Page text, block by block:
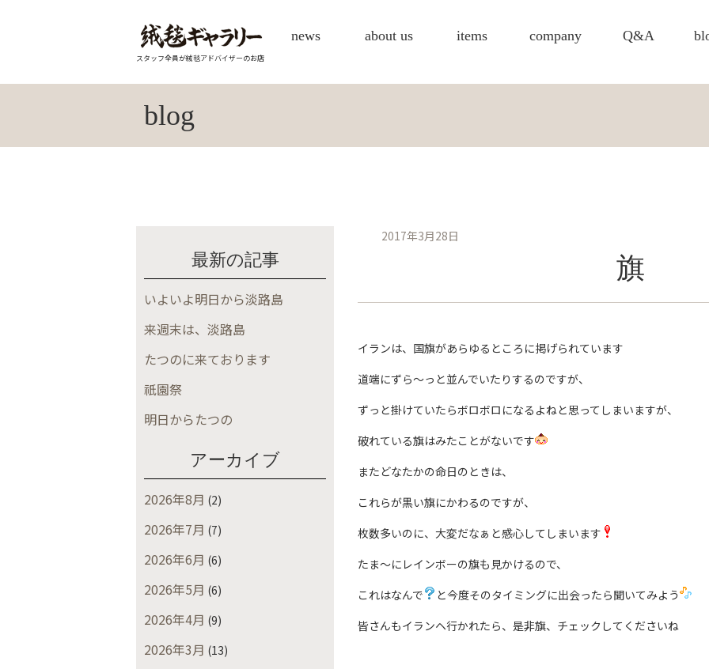
スタッフ全員が絨毯アドバイザーのお店
news about us items company Q&A
blog
最新の記事
いよいよ明日から淡路島
来週末は、淡路島
たつのに来ております
祇園祭
明日からたつの
アーカイブ
2026年8月 (2)
2026年7月 (7)
2026年6月 (6)
2026年5月 (6)
2026年4月 (9)
2026年3月 (13)
2017年3月28日
旗
イランは、国旗があらゆるところに掲げられています
道端にずら〜っと並んでいたりするのですが、
ずっと掛けていたらボロボロになるよねと思ってしまいますが、
破れている旗はみたことがないです
またどなたかの命日のときは、
これらが黒い旗にかわるのですが、
枚数多いのに、大変だなぁと感心してしまいます
たま〜にレインボーの旗も見かけるので、
これはなんで
と今度そのタイミングに出会ったら聞いてみよう
皆さんもイランヘ行かれたら、是非旗、チェックしてくださいね